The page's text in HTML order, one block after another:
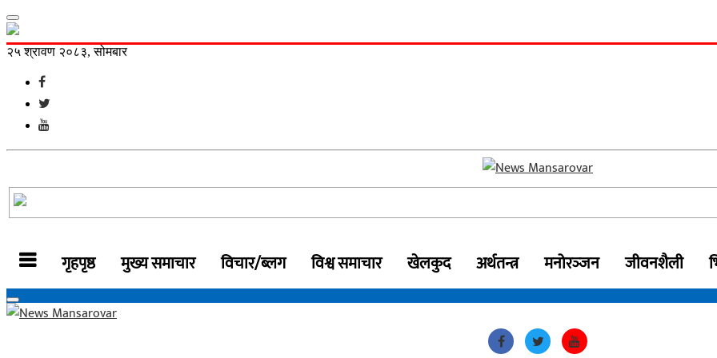
२५ श्रावण २०८३, सोमबार
गृहपृष्ठ मुख्य समाचार विचार/ब्लग विश्व समाचार खेलकुद अर्थतन्त्र मनोरञ्‍जन जीवनशैली